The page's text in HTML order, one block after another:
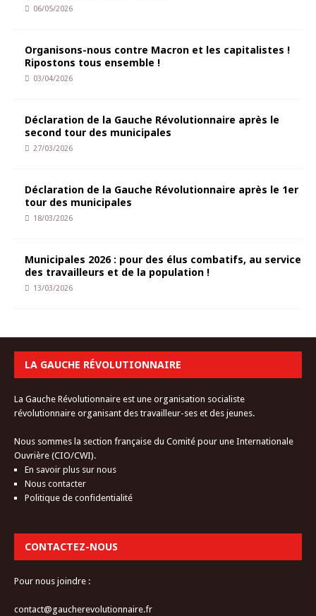
06/05/2026
Organisons-nous contre Macron et les capitalistes !
Ripostons tous ensemble !
03/04/2026
Déclaration de la Gauche Révolutionnaire après le
second tour des municipales
27/03/2026
Déclaration de la Gauche Révolutionnaire après le 1er
tour des municipales
18/03/2026
Municipales 2026 : pour des élus combatifs, au service
des travailleurs et de la population !
13/03/2026
LA GAUCHE RÉVOLUTIONNAIRE
La Gauche Révolutionnaire est une organisation socialiste
révolutionnaire organisant des travailleur-ses et des jeunes.
Nous sommes la section française du Comité pour une Internationale
Ouvrière (CIO/CWI).
En savoir plus sur nous
Nous contacter
Politique de confidentialité
CONTACTEZ-NOUS
Pour nous joindre :
contact@gaucherevolutionnaire.fr